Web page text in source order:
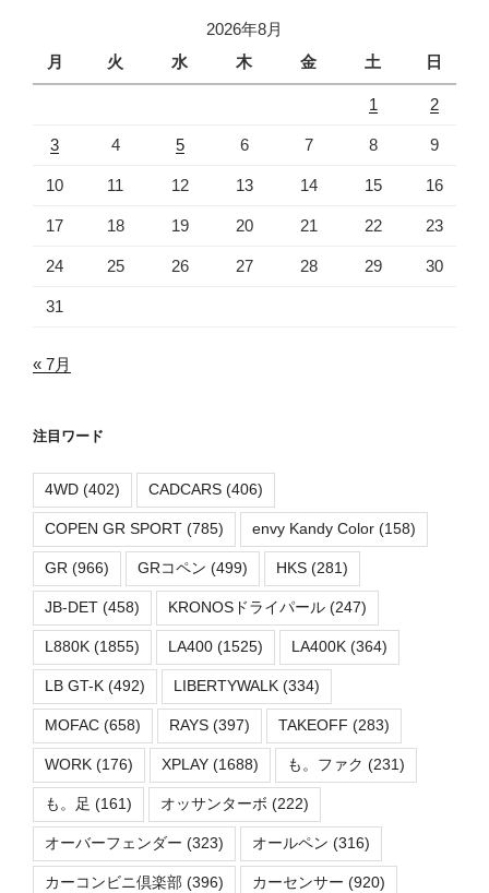
2026年8月
月
火 水 木 金 土 日
1 2
3 4 5 6 7 8 9
10 11 12 13 14 15 16
17 18 19 20 21 22 23
24 25 26 27 28 29 30
31
« 7月
注目ワード
4WD (402) CADCARS (406)
COPEN GR SPORT (785) envy Kandy Color (158)
GR (966) GRコペン (499) HKS (281)
JB-DET (458) KRONOSドライパール (247)
L880K (1855) LA400 (1525) LA400K (364)
LB GT-K (492) LIBERTYWALK (334)
MOFAC (658) RAYS (397) TAKEOFF (283)
WORK (176) XPLAY (1688) も。ファク (231)
も。足 (161) オッサンターボ (222)
オーバーフェンダー (323) オールペン (316)
カーコンビニ倶楽部 (396) カーセンサー (920)